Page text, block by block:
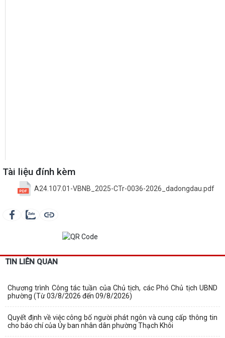
Tài liệu đính kèm
A24.107.01-VBNB_2025-CTr-0036-2026_dadongdau.pdf
TIN LIÊN QUAN
Chương trình Công tác tuần của Chủ tịch, các Phó Chủ tịch UBND
phường (Từ 03/8/2026 đến 09/8/2026)
Quyết định về việc công bố người phát ngôn và cung cấp thông tin
cho báo chí của Ủy ban nhân dân phường Thạch Khôi